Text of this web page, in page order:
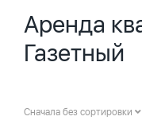
Аренда
Газетный
Сначала без сортировки